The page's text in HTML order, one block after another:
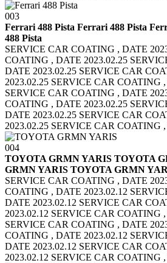
003
Ferrari 488 Pista Ferrari 488 Pista
488 Pista
SERVICE CAR COATING , DATE
COATING , DATE 2023.02.25
DATE 2023.02.25 SERVICE CAR
2023.02.25 SERVICE CAR COATING
SERVICE CAR COATING , DATE
COATING , DATE 2023.02.25
DATE 2023.02.25 SERVICE CAR
2023.02.25 SERVICE CAR COATING
004
TOYOTA GRMN YARIS TOYOTA
GRMN YARIS TOYOTA GRMN
SERVICE CAR COATING , DATE
COATING , DATE 2023.02.12
DATE 2023.02.12 SERVICE CAR
2023.02.12 SERVICE CAR COATING ,
SERVICE CAR COATING , DATE
COATING , DATE 2023.02.12
DATE 2023.02.12 SERVICE CAR
2023.02.12 SERVICE CAR COATING